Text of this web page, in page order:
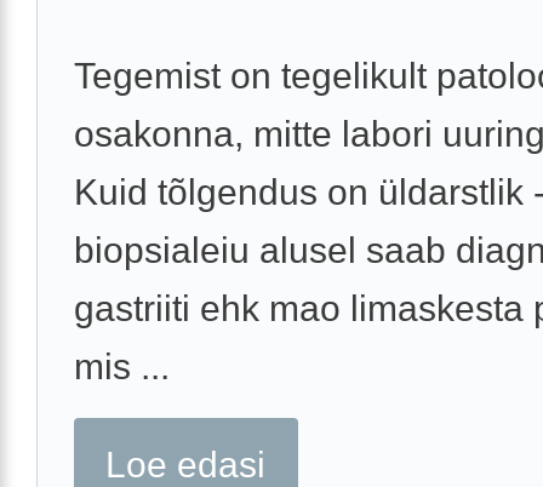
Tegemist on tegelikult
osakonna, mitte labori
Kuid tõlgendus on üldarstlik
biopsialeiu alusel saab
gastriiti ehk mao limaskesta
mis ...
Loe edasi